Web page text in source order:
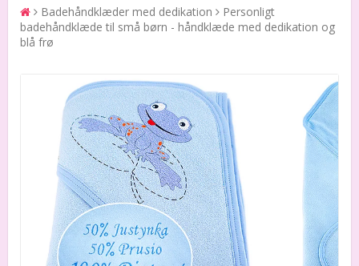
Badehåndklæder med dedikation
Personligt
badehåndklæde til små børn - håndklæde med dedikation og
blå frø